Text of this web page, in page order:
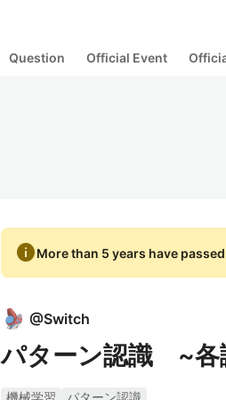
Question Official Event
infoMore than 5 years have
@Switch
パターン認識 ~各
機械学習
パターン認識